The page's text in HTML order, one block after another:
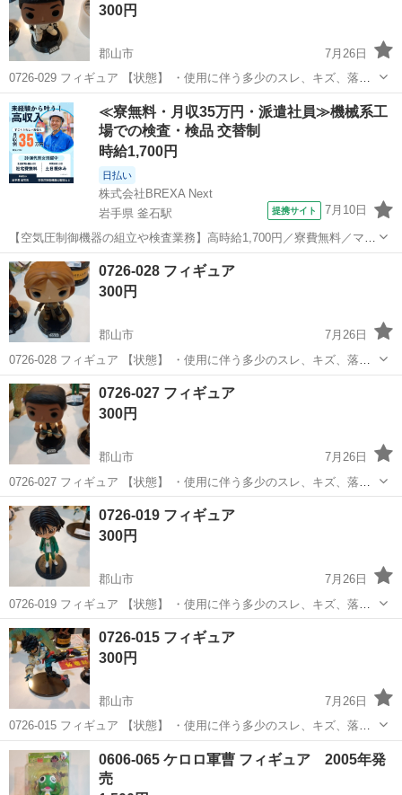
300円
郡山市
7月26日
0726-029 フィギュア 【状態】 ・使用に伴う多少のスレ、キズ、落と
しきれない汚れなどございます ・詳細は現地でご確認ください ・お値
引きは出来かねますのでご了承願います ※中古品のため、状態につい
て...
福島 郡山市 フィギュア 現地
≪寮無料・月収35万円・派遣社員≫機械系工
場での検査・検品 交替制
時給1,700円
日払い
株式会社BREXA Next
岩手県 釜石駅
提携サイト 7月10日
【空気圧制御機器の組立や検査業務】高時給1,700円／寮費無料／マイ
カー通勤OK＆工場敷地内に無料駐車場あり 人気の工場のお仕事 ◇空
気圧制御機器（シリンダ、バルブ等）の製造・組立、検査、梱包、入
出荷業務◇ ＊大手メーカー...
岩手 釜石市 その他
0726-028 フィギュア
300円
郡山市
7月26日
0726-028 フィギュア 【状態】 ・使用に伴う多少のスレ、キズ、落と
しきれない汚れなどございます ・詳細は現地でご確認ください ・お値
引きは出来かねますのでご了承願います ※中古品のため、状態につい
て...
福島 郡山市 現地
0726-027 フィギュア
300円
郡山市
7月26日
0726-027 フィギュア 【状態】 ・使用に伴う多少のスレ、キズ、落と
しきれない汚れなどございます ・詳細は現地でご確認ください ・お値
引きは出来かねますのでご了承願います ※中古品のため、状態につい
て...
福島 郡山市 現地
0726-019 フィギュア
300円
郡山市
7月26日
0726-019 フィギュア 【状態】 ・使用に伴う多少のスレ、キズ、落と
しきれない汚れなどございます ・詳細は現地でご確認ください ・お値
引きは出来かねますのでご了承願います ※中古品のため、状態につい
て...
福島 郡山市 現地
0726-015 フィギュア
300円
郡山市
7月26日
0726-015 フィギュア 【状態】 ・使用に伴う多少のスレ、キズ、落と
しきれない汚れなどございます ・詳細は現地でご確認ください ・お値
引きは出来かねますのでご了承願います ※中古品のため、状態につい
て...
福島 郡山市 現地
0606-065 ケロロ軍曹 フィギュア 2005年発
売